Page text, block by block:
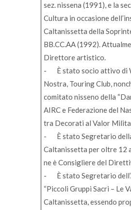
sez. nissena (1991), e la
Cultura in occasione
Caltanissetta della
BB.CC.AA (1992).
Direttore artistico.
- È stato socio attivo di
Nostra, Touring Club,
comitato nisseno della
AIRC e Federazione del
tra Decorati al Valor
- È stato Segretario
Caltanissetta per oltre 12
ne è Consigliere del
- È stato Segretario
“Piccoli Gruppi Sacri – Le
Caltanissetta, essendo